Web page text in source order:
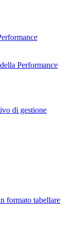
Performance
di gestione
formato tabellare